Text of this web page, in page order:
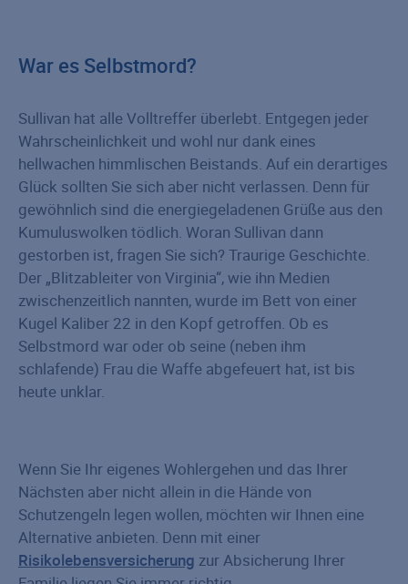
War es Selbstmord?
Sullivan hat alle Volltreffer überlebt. Entgegen jeder
Wahrscheinlichkeit und wohl nur dank eines
hellwachen himmlischen Beistands. Auf ein derartiges
Glück sollten Sie sich aber nicht verlassen. Denn für
gewöhnlich sind die energiegeladenen Grüße aus den
Kumuluswolken tödlich. Woran Sullivan dann
gestorben ist, fragen Sie sich? Traurige Geschichte.
Der „Blitzableiter von Virginia“, wie ihn Medien
zwischenzeitlich nannten, wurde im Bett von einer
Kugel Kaliber 22 in den Kopf getroffen. Ob es
Selbstmord war oder ob seine (neben ihm
schlafende) Frau die Waffe abgefeuert hat, ist bis
heute unklar.
Wenn Sie Ihr eigenes Wohlergehen und das Ihrer
Nächsten aber nicht allein in die Hände von
Schutzengeln legen wollen, möchten wir Ihnen eine
Alternative anbieten. Denn mit einer
Risikolebensversicherung zur Absicherung Ihrer